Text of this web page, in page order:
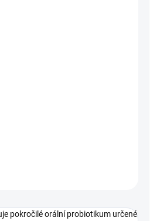
pokročilé orální probiotikum určené